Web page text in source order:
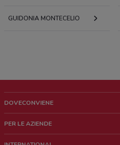
GUIDONIA MONTECELIO
DOVECONVIENE
Chi siamo
PER LE AZIENDE